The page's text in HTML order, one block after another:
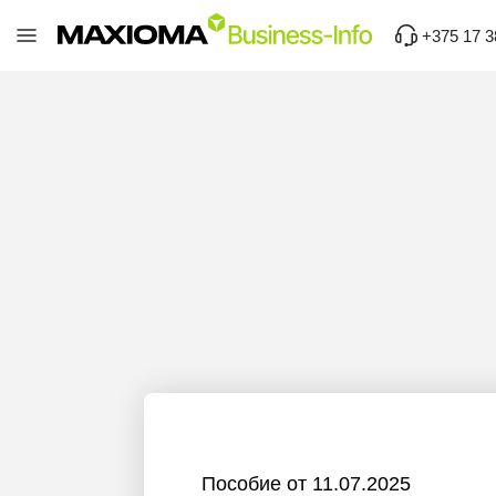
+375 17
Пособие от 11.07.2025